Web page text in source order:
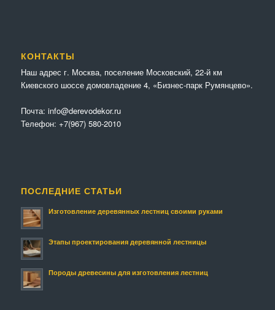
КОНТАКТЫ
Наш адрес г. Москва, поселение Московский, 22-й км
Киевского шоссе домовладение 4, «Бизнес-парк Румянцево».
Почта: info@derevodekor.ru
Телефон: +7(967) 580-2010
ПОСЛЕДНИЕ СТАТЬИ
Изготовление деревянных лестниц своими руками
Этапы проектирования деревянной лестницы
Породы древесины для изготовления лестниц